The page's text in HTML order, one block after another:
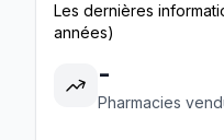
Les dernières
années)
-
Pharmacies